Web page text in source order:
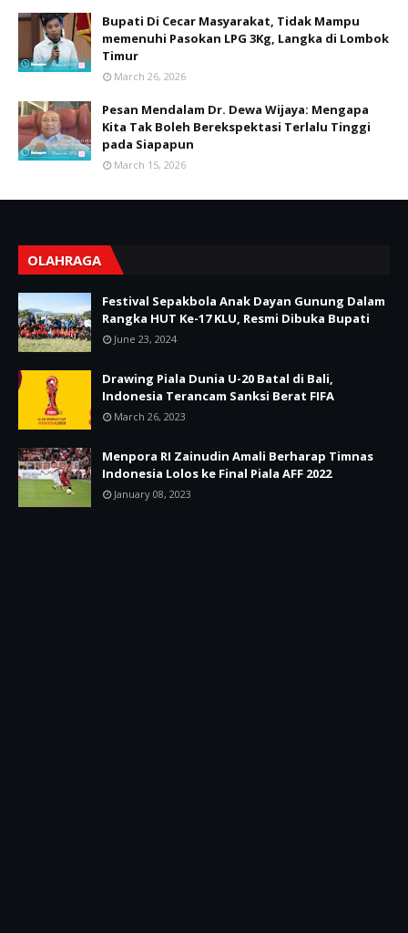
Bupati Di Cecar Masyarakat, Tidak Mampu
memenuhi Pasokan LPG 3Kg, Langka di Lombok
Timur
March 26, 2026
Pesan Mendalam Dr. Dewa Wijaya: Mengapa
Kita Tak Boleh Berekspektasi Terlalu Tinggi
pada Siapapun
March 15, 2026
OLAHRAGA
Festival Sepakbola Anak Dayan Gunung Dalam
Rangka HUT Ke-17 KLU, Resmi Dibuka Bupati
June 23, 2024
Drawing Piala Dunia U-20 Batal di Bali,
Indonesia Terancam Sanksi Berat FIFA
March 26, 2023
Menpora RI Zainudin Amali Berharap Timnas
Indonesia Lolos ke Final Piala AFF 2022
January 08, 2023